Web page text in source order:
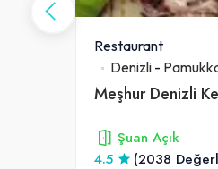
Restaurant
Denizli -
Meşhur Denizli
Şuan Açık
4.5
(2038